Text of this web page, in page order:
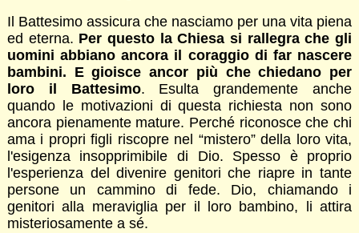
Il Battesimo assicura che nasciamo per una vita piena
ed eterna. Per questo la Chiesa si rallegra che gli
uomini abbiano ancora il coraggio di far nascere
bambini. E gioisce ancor più che chiedano per
loro il Battesimo. Esulta grandemente anche
quando le motivazioni di questa richiesta non sono
ancora pienamente mature. Perché riconosce che chi
ama i propri figli riscopre nel “mistero” della loro vita,
l'esigenza insopprimibile di Dio. Spesso è proprio
l'esperienza del divenire genitori che riapre in tante
persone un cammino di fede. Dio, chiamando i
genitori alla meraviglia per il loro bambino, li attira
misteriosamente a sé.